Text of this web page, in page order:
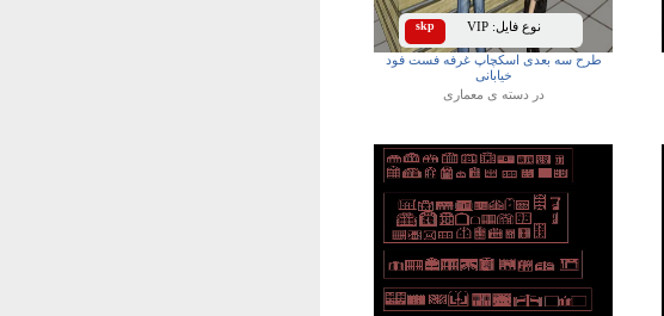
skp نوع فایل: VIP
طرح سه بعدی اسکچاپ غرفه فست فود
خیابانی
در دسته ی معماری